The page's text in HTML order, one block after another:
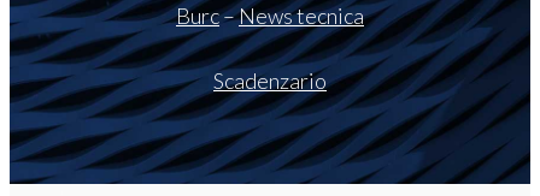
Burc–News tecnica
Scadenzario